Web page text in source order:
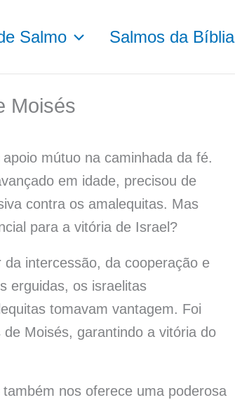
Salmo Salmos da Bíblia
Moisés
mútuo na caminhada da fé.
em idade, precisou de
contra os amalequitas. Mas
para a vitória de Israel?
intercessão, da cooperação e
erguidas, os israelitas
tomavam vantagem. Foi
Moisés, garantindo a vitória do
nos oferece uma poderosa